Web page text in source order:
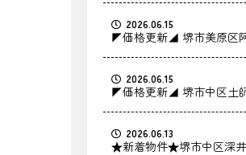
2026.06.15
◤価格更新◢ 堺市美原区
2026.06.15
◤価格更新◢ 堺市中区土
2026.06.13
★新着物件★堺市中区深